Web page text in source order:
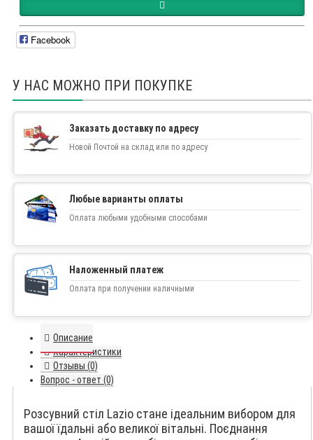
Facebook
У НАС МОЖНО ПРИ ПОКУПКЕ
Заказать доставку по адресу
Новой Почтой на склад или по адресу
Любые варианты оплаты
Оплата любыми удобными способами
Наложенный платеж
Оплата при получении наличными
Описание
Характеристики
Отзывы (0)
Вопрос - ответ (0)
Розсувний стіл Lazio стане ідеальним вибором для
вашої їдальні або великої вітальні. Поєднання